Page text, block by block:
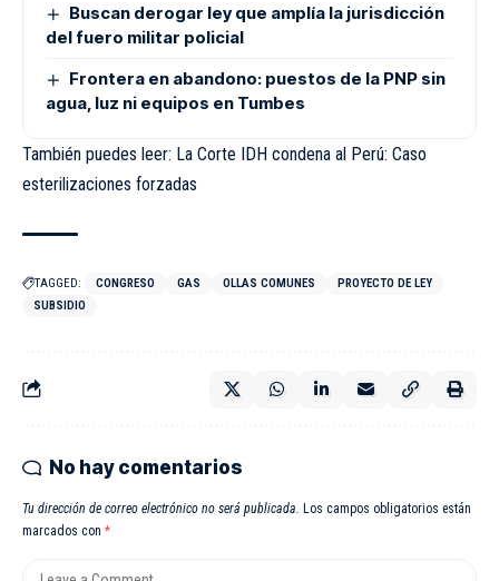
Buscan derogar ley que amplía la jurisdicción
del fuero militar policial
Frontera en abandono: puestos de la PNP sin
agua, luz ni equipos en Tumbes
También puedes leer: La Corte IDH condena al Perú: Caso
esterilizaciones forzadas
TAGGED: CONGRESO GAS OLLAS COMUNES
PROYECTO DE LEY
SUBSIDIO
No hay comentarios
Tu dirección de correo electrónico no será publicada. Los campos obligatorios están
marcados con *